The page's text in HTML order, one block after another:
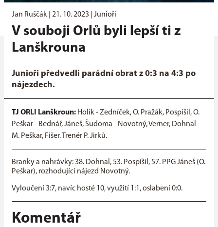
Jan Ruščák | 21. 10. 2023 Junioři
V souboji Orlů byli lepší ti z
Lanškrouna
Junioři předvedli parádní obrat z 0:3 na 4:3 po
nájezdech.
TJ ORLI Lanškroun: Holík - Zedníček, O. Pražák, Pospíšil, O.
Peškar - Bednář, Jáneš, Šudoma - Novotný, Verner, Dohnal -
M. Peškar, Fišer. Trenér P. Jirků.
Branky a nahrávky: 38. Dohnal, 53. Pospíšil, 57. PPG Jáneš (O.
Peškar), rozhodující nájezd Novotný.
Vyloučení 3:7, navíc hosté 10, využití 1:1, oslabení 0:0.
Komentář